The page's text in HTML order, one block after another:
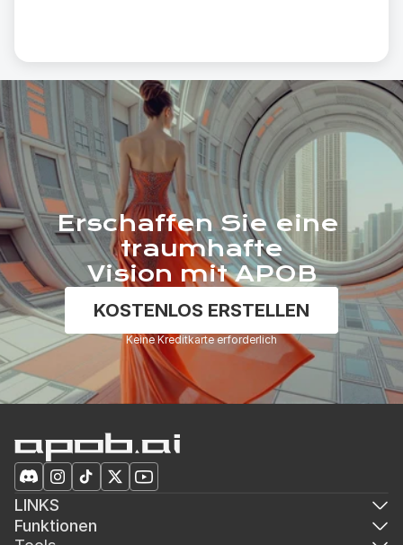
Erschaffen Sie eine
traumhafte
Vision mit APOB
KOSTENLOS ERSTELLEN
Keine Kreditkarte erforderlich
LINKS
Funktionen